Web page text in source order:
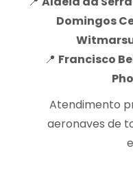
Domingos
📍 Francisco
Atendimento
aeronaves de